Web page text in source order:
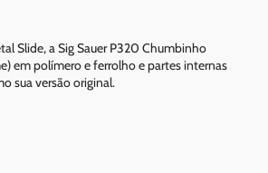
Slide, a Sig Sauer P320 Chumbinho
em polímero e ferrolho e partes internas
sua versão original.